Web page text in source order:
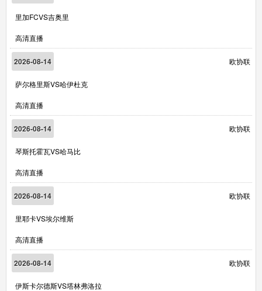
里加FCVS吉奥里
高清直播
2026-08-14 欧协联
萨尔格里斯VS哈伊杜克
高清直播
2026-08-14 欧协联
琴斯托霍瓦VS哈马比
高清直播
2026-08-14 欧协联
里耶卡VS埃尔维斯
高清直播
2026-08-14 欧协联
伊斯卡尔德斯VS塔林弗洛拉